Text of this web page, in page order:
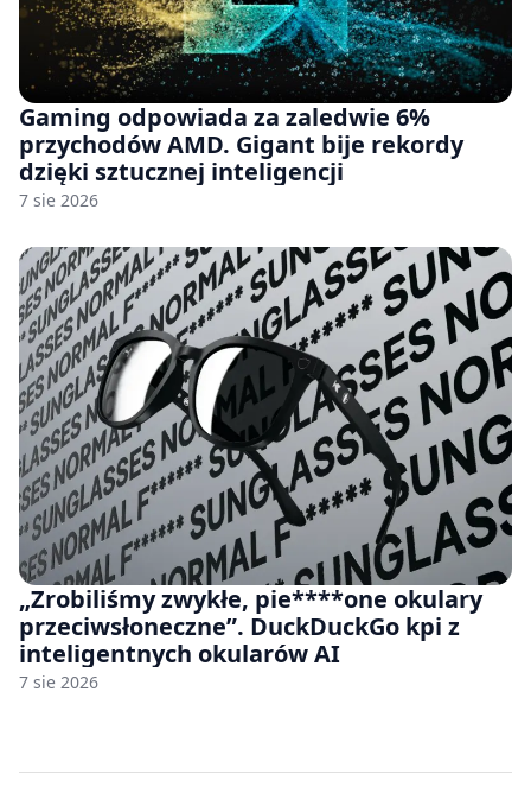
Gaming odpowiada za zaledwie 6%
przychodów AMD. Gigant bije rekordy
dzięki sztucznej inteligencji
7 sie 2026
„Zrobiliśmy zwykłe, pie****one okulary
przeciwsłoneczne”. DuckDuckGo kpi z
inteligentnych okularów AI
7 sie 2026